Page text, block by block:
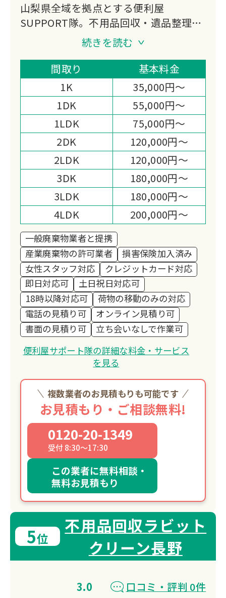
山梨県全域を拠点とする便利屋
SUPPORT隊。不用品回収・遺品整理・
ゴミ屋敷清掃・ハウスクリーニングに加
え、庭石撤去など幅広いサービスを提
供。女性スタッフ在籍で丁寧な対応を心
がけ、損害保険加入済みで安心。無料見
積もり実施中です。
続きを読む
間取り
基本料金
1K
35,000円～
1DK
55,000円～
1LDK
75,000円～
2DK
120,000円～
2LDK
120,000円～
3DK
180,000円～
3LDK
180,000円～
4LDK
200,000円～
一般廃棄物業者と提携
産業廃棄物の許可業者
損害保険加入済み
女性スタッフ対応
クレジットカード対応
即日対応可
土日祝日対応可
18時以降対応可
荷物の移動のみの対応
電話の見積り可
オンライン見積り可
書面の見積り可
立ち会いなしで作業可
便利屋サポート隊の詳細な料金・サービス
を見る
複数業者のお見積もりも可能です
お見積もり・ご相談無料!
0120-20-1349
受付 8:30～17:30
この業者に無料相談・
無料お見積もり
5位
不用品回収ラビット
クリーン長野
3.0
口コミ・評判 0件